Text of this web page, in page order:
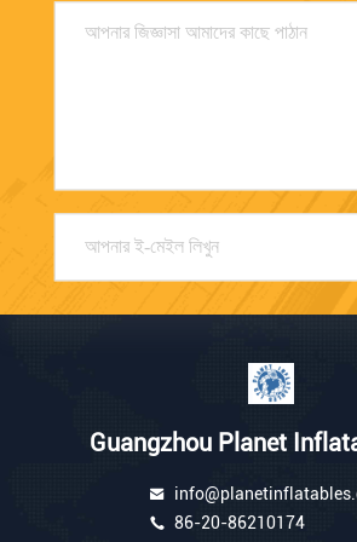
Guangzhou Planet
86-20-86210174